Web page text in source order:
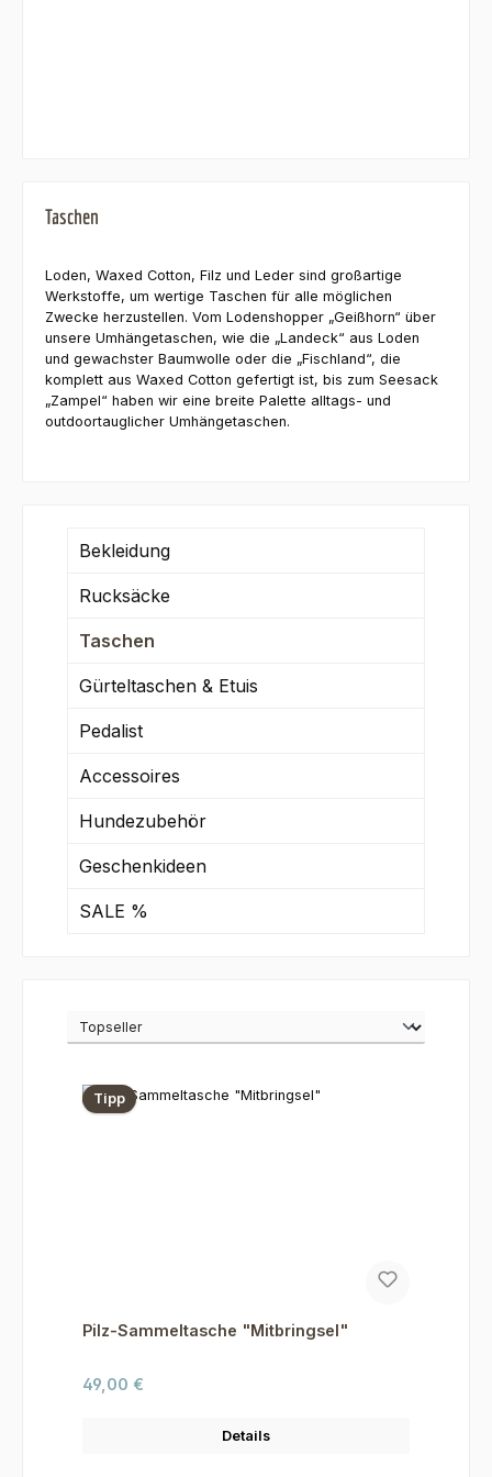
Taschen
Loden, Waxed Cotton, Filz und Leder sind großartige
Werkstoffe, um wertige Taschen für alle möglichen
Zwecke herzustellen. Vom Lodenshopper „Geißhorn“ über
unsere Umhängetaschen, wie die „Landeck“ aus Loden
und gewachster Baumwolle oder die „Fischland“, die
komplett aus Waxed Cotton gefertigt ist, bis zum Seesack
„Zampel“ haben wir eine breite Palette alltags- und
outdoortauglicher Umhängetaschen.
Bekleidung
Rucksäcke
Taschen
Gürteltaschen & Etuis
Pedalist
Accessoires
Hundezubehör
Geschenkideen
SALE %
Tipp
Pilz-Sammeltasche "Mitbringsel"
Regulärer Preis:
49,00 €
Details